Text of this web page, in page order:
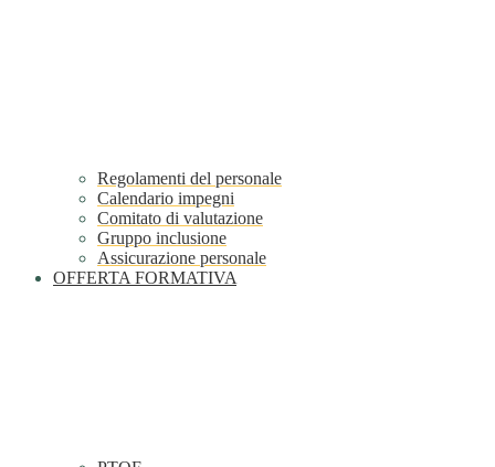
Regolamenti del personale
Calendario impegni
Comitato di valutazione
Gruppo inclusione
Assicurazione personale
OFFERTA FORMATIVA